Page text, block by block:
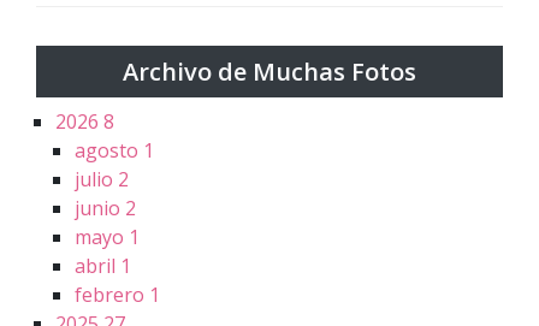
Archivo de Muchas Fotos
2026 8
agosto 1
julio 2
junio 2
mayo 1
abril 1
febrero 1